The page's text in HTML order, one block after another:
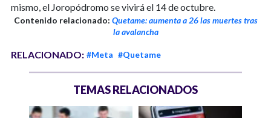
mismo, el Joropódromo se vivirá el 14 de octubre.
Contenido relacionado: Quetame: aumenta a 26 las muertes tras
la avalancha
RELACIONADO: #Meta #Quetame
TEMAS RELACIONADOS